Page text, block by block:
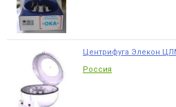
Центрифуга Элекон
Россия